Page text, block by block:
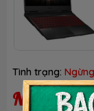
Tình trạng:
Ngừng